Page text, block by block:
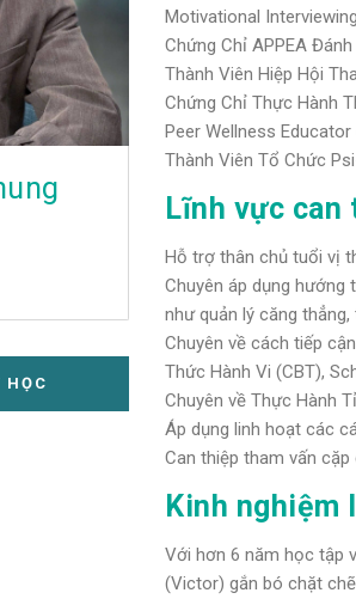
HỌC
Motivational
Chứng Chỉ APPEA
Thành Viên Hiệp Hội
Chứng Chỉ Thực Hành
Peer Wellness Educator
Thành Viên Tổ Chức
Lĩnh vực can
Hỗ trợ thân chủ tuổi vị
Chuyên áp dụng
như quản lý căng
Chuyên về cách tiếp
Thức Hành Vi (CBT),
Chuyên về Thực Hành
Áp dụng linh hoạt các
Can thiệp tham vấn
Kinh nghiệm
Với hơn 6 năm học tập
(Victor) gắn bó chặt